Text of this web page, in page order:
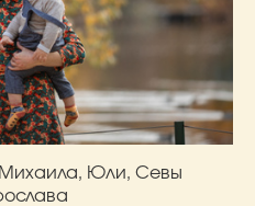
Михаила, Юли, Севы